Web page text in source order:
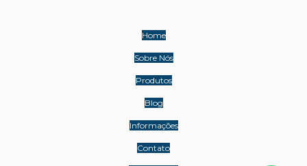
Home
Sobre Nós
Produtos
Blog
Informações
Contato